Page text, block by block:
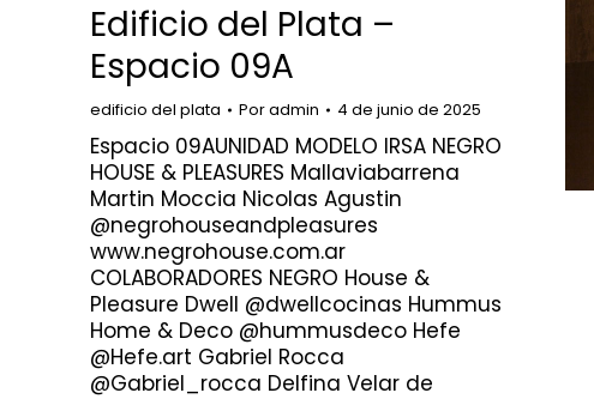
Edificio del Plata –
Espacio 09A
edificio del plata Poradmin 4 de junio de 2025
Espacio 09AUNIDAD MODELO IRSA NEGRO
HOUSE & PLEASURES Mallaviabarrena
Martin Moccia Nicolas Agustin
@negrohouseandpleasures
www.negrohouse.com.ar
COLABORADORES NEGRO House &
Pleasure Dwell @dwellcocinas Hummus
Home & Deco @hummusdeco Hefe
@Hefe.art Gabriel Rocca
@Gabriel_rocca Delfina Velar de